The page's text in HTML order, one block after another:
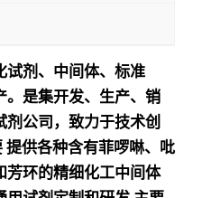
试剂、中间体、标准
。是集开发、生产、销
公司，致力于技术创
提供各种含有菲啰啉、吡
芳环的精细化工中间体